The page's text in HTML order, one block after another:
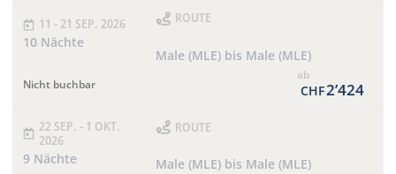
11 - 21 SEP. 2026
10 Nächte
ROUTE
Male (MLE) bis Male (MLE)
ab
CHF2’424
Nicht buchbar
22 SEP. - 1 OKT.
2026
9 Nächte
ROUTE
Male (MLE) bis Male (MLE)